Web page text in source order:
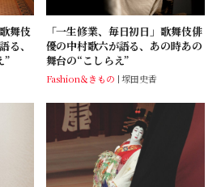
舞伎
る、
”
「一生修業、毎日初日」歌舞伎俳
優の中村歌六が語る、あの時あの
舞台の“こしらえ”
Fashion＆きもの 塚田史香